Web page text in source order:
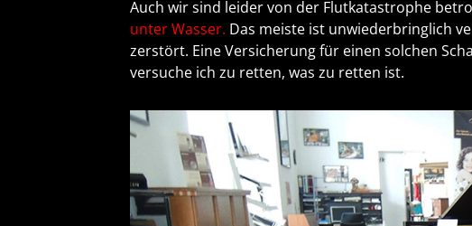
Auch wir sind leider von der Flutkatastrophe
unter Wasser. Das meiste ist unwiederbringlich
zerstört. Eine Versicherung für einen solchen
versuche ich zu retten, was zu retten ist.